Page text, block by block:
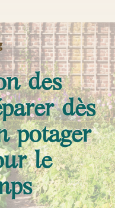
des
dès
potager
le